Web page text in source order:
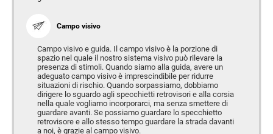
Campo visivo
Campo visivo e guida. Il campo visivo è la porzione di
spazio nel quale il nostro sistema visivo può rilevare la
presenza di stimoli. Quando siamo alla guida, avere un
adeguato campo visivo è imprescindibile per ridurre
situazioni di rischio. Quando sorpassiamo, dobbiamo
dirigere lo sguardo agli specchietti retrovisori e alla corsia
nella quale vogliamo incorporarci, ma senza smettere di
guardare avanti. Se possiamo guardare lo specchietto
retrovisore e allo stesso tempo guardare la strada davanti
a noi, è grazie al campo visivo.